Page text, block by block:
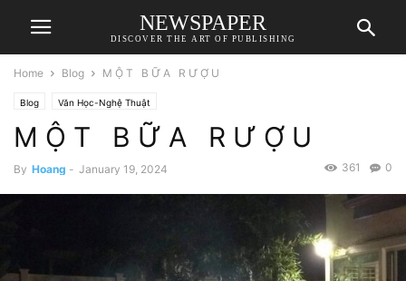
NEWSPAPER
DISCOVER THE ART OF PUBLISHING
Home Blog M Ộ T B Ữ A R Ư Ợ U
Blog Văn Học-Nghệ Thuật
M Ộ T B Ữ A R Ư Ợ U
By Hoang - January 19, 2024 0
361